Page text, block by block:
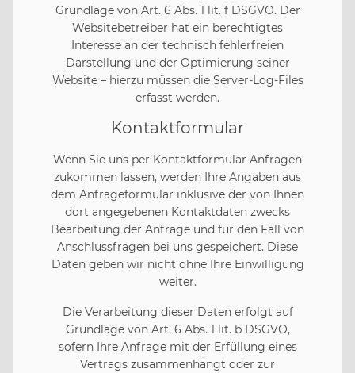
Grundlage von Art. 6 Abs. 1 lit. f DSGVO. Der
Websitebetreiber hat ein berechtigtes
Interesse an der technisch fehlerfreien
Darstellung und der Optimierung seiner
Website – hierzu müssen die Server-Log-Files
erfasst werden.
Kontaktformular
Wenn Sie uns per Kontaktformular Anfragen
zukommen lassen, werden Ihre Angaben aus
dem Anfrageformular inklusive der von Ihnen
dort angegebenen Kontaktdaten zwecks
Bearbeitung der Anfrage und für den Fall von
Anschlussfragen bei uns gespeichert. Diese
Daten geben wir nicht ohne Ihre Einwilligung
weiter.
Die Verarbeitung dieser Daten erfolgt auf
Grundlage von Art. 6 Abs. 1 lit. b DSGVO,
sofern Ihre Anfrage mit der Erfüllung eines
Vertrags zusammenhängt oder zur